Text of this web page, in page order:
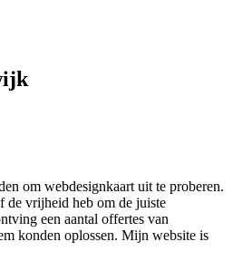
om webdesignkaart uit te proberen.
vrijheid heb om de juiste
een aantal offertes van
konden oplossen. Mijn website is